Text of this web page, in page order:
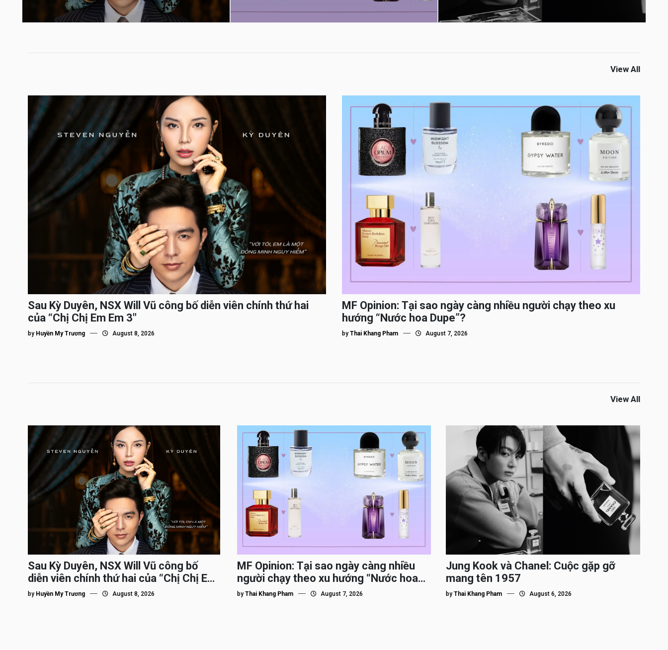
View All
Sau Kỳ Duyên, NSX Will Vũ công bố diễn viên chính thứ hai
của “Chị Chị Em Em 3″
by Huyền My Trương August 8, 2026
MF Opinion: Tại sao ngày càng nhiều người chạy theo xu
hướng “Nước hoa Dupe”?
by Thai Khang Pham August 7, 2026
View All
Sau Kỳ Duyên, NSX Will Vũ công bố
diễn viên chính thứ hai của “Chị Chị Em
Em 3″
by Huyền My Trương August 8, 2026
MF Opinion: Tại sao ngày càng nhiều
người chạy theo xu hướng “Nước hoa
Dupe”?
by Thai Khang Pham August 7, 2026
Jung Kook và Chanel: Cuộc gặp gỡ
mang tên 1957
byThai Khang Pham August 6, 2026